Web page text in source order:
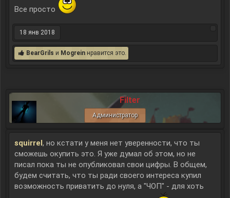
Все просто
18 янв 2018
BearGrils и Mogrein нравится это.
Filter
Администратор
squirrel, но кстати у меня нет уверенности, что ты
сможешь окупить это. Я уже думал об этом, но не
писал пока ты не опубликовал свои цифры. В общем,
будем считать, что ты ради своего интереса купил
возможность приватить до нуля, а "ЧОП" - для хоть